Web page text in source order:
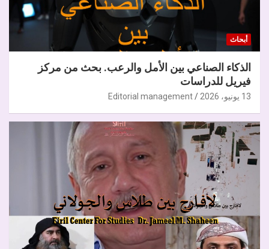
أبحاث
الذكاء الصناعي بين الأمل والرعب. بحث من مركز
فيريل للدراسات
13 يونيو، 2026 Editorial management